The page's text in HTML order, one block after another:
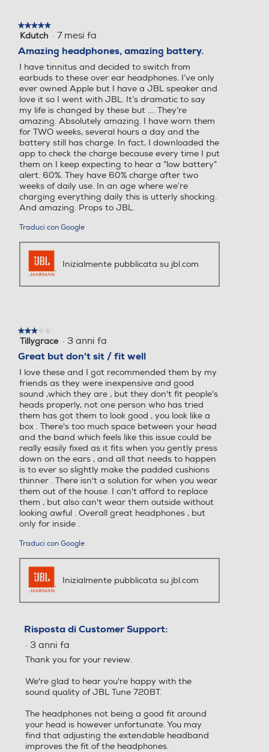
★★★★★
★★★★★
5
5
stelle.
Kdutch · 7 mesi fa
Amazing headphones, amazing battery.
I have tinnitus and decided to switch from
earbuds to these over ear headphones. I’ve only
ever owned Apple but I have a JBL speaker and
love it so I went with JBL. It’s dramatic to say
my life is changed by these but …. They’re
amazing. Absolutely amazing. I have worn them
for TWO weeks, several hours a day and the
battery still has charge. In fact, I downloaded the
app to check the charge because every time I put
them on I keep expecting to hear a “low battery”
alert. 60%. They have 60% charge after two
weeks of daily use. In an age where we’re
charging everything daily this is utterly shocking.
And amazing. Props to JBL.
Traduci con Google
Inizialmente pubblicata su jbl.com
★★★★★
★★★★★
3
5
stelle.
Tillygrace · 3 anni fa
Great but don't sit / fit well
I love these and I got recommended them by my
friends as they were inexpensive and good
sound ,which they are , but they don't fit people's
heads properly, not one person who has tried
them has got them to look good , you look like a
box . There's too much space between your head
and the band which feels like this issue could be
really easily fixed as it fits when you gently press
down on the ears , and all that needs to happen
is to ever so slightly make the padded cushions
thinner . There isn't a solution for when you wear
them out of the house. I can't afford to replace
them , but also can't wear them outside without
looking awful . Overall great headphones , but
only for inside .
Traduci con Google
Inizialmente pubblicata su jbl.com
Risposta di Customer Support:
· 3 anni fa
Thank you for your review.
We're glad to hear you're happy with the
sound quality of JBL Tune 720BT.
The headphones not being a good fit around
your head is however unfortunate. You may
find that adjusting the extendable headband
improves the fit of the headphones.